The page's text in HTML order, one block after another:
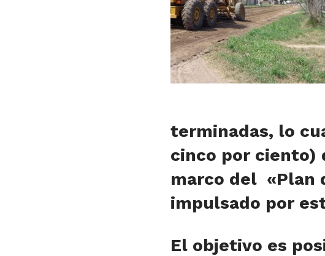
terminadas, lo
cinco por ciento)
marco del «Plan
impulsado por
El objetivo es